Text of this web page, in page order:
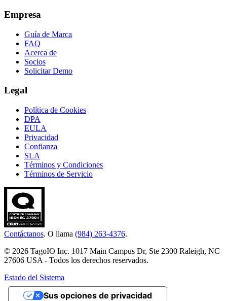
Empresa
Guía de Marca
FAQ
Acerca de
Socios
Solicitar Demo
Legal
Política de Cookies
DPA
EULA
Privacidad
Confianza
SLA
Términos y Condiciones
Términos de Servicio
Contáctanos. O llama (984) 263-4376.
© 2026 TagoIO Inc. 1017 Main Campus Dr, Ste 2300 Raleigh, NC
27606 USA - Todos los derechos reservados.
Estado del Sistema
Sus opciones de privacidad